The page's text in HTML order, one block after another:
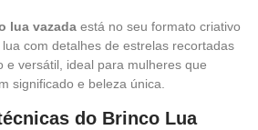
lua vazada está no seu formato criativo
com detalhes de estrelas recortadas
e versátil, ideal para mulheres que
significado e beleza única.
do Brinco Lua